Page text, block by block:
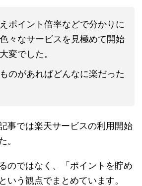
ポイント倍率などで分かりに
々なサービスを見極めて開始
変でした。
のがあればどんなに楽だった
事では楽天サービスの利用開始
。
のではなく、「ポイントを貯め
いう観点でまとめています。